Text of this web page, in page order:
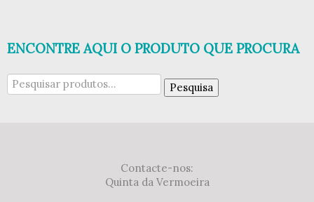
ENCONTRE AQUI O PRODUTO QUE PROCURA
Pesquisar
por:
Pesquisa
Contacte-nos:
Quinta da Vermoeira